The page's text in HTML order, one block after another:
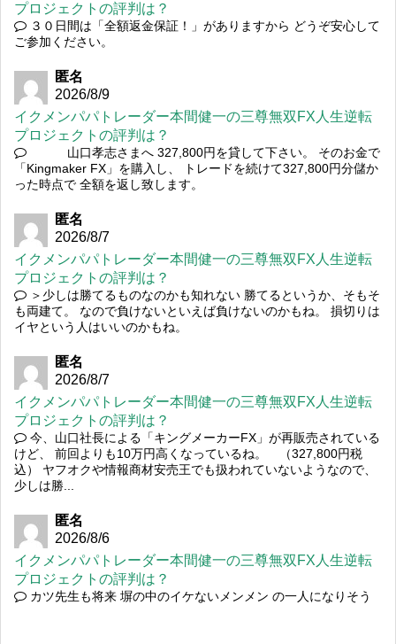
プロジェクトの評判は？
３０日間は「全額返金保証！」がありますから どうぞ安心して
ご参加ください。
匿名
2026/8/9
イクメンパパトレーダー本間健一の三尊無双FX人生逆転
プロジェクトの評判は？
山口孝志さまへ 327,800円を貸して下さい。 そのお金で
「Kingmaker FX」を購入し、 トレードを続けて327,800円分儲か
った時点で 全額を返し致します。
匿名
2026/8/7
イクメンパパトレーダー本間健一の三尊無双FX人生逆転
プロジェクトの評判は？
＞少しは勝てるものなのかも知れない 勝てるというか、そもそ
も両建て。 なので負けないといえば負けないのかもね。 損切りは
イヤという人はいいのかもね。
匿名
2026/8/7
イクメンパパトレーダー本間健一の三尊無双FX人生逆転
プロジェクトの評判は？
今、山口社長による「キングメーカーFX」が再販売されている
けど、 前回よりも10万円高くなっているね。 （327,800円税
込） ヤフオクや情報商材安売王でも扱われていないようなので、
少しは勝...
匿名
2026/8/6
イクメンパパトレーダー本間健一の三尊無双FX人生逆転
プロジェクトの評判は？
カツ先生も将来 塀の中のイケないメンメン の一人になりそう